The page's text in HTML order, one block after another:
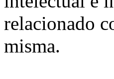
relacionado
misma.